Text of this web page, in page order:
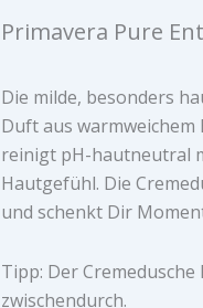
Primavera Pure
Die milde, besonders
Duft aus warmweichem
reinigt pH-hautneutral
Hautgefühl. Die
und schenkt Dir
Tipp: Der
zwischendurch.